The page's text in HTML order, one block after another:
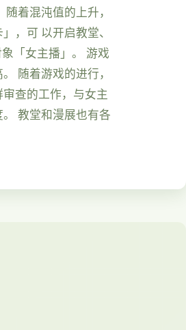
着混沌值的上升，
，可 以开启教堂、
「女主播」。 游戏
随着游戏的进行，
查的工作，与女主
教堂和漫展也有各